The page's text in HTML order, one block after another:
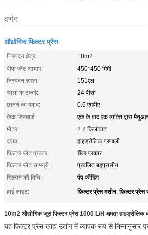
वर्णन
औद्योगिक फिल्टर प्रेस
निस्पंदन क्षेत्र:
10m2
पीपी प्लेट आयाम:
450*450 मिमी
निस्पंदन क्षमता:
151एल
थाली के टुकड़े:
24 पीसी
छानने का दबाव:
0.6 एमपीए
केक डिस्चार्ज:
एक के बाद एक व्यक्ति द्वारा
मोटर:
2.2 किलोवाट
दबाव:
हाइड्रोलिक प्रणाली
फ़िल्टर प्लेट प्रकार:
चैंबर प्रकार
फ़िल्टर प्लेट सामग्री:
प्रबलित बहुप्रासीन
खिलाने की विधि:
पंप फीडिंग
हाई लाइट:
फ़िल्टर प्रेस मशीन,फ़िल्टर प्रेस
10m2 औद्योगिक जूस फिल्टर प्रेस 1000 L/H क्षमता
यह फिल्टर प्रेस खाद्य उद्योग में व्यापक रूप से निम्नानुसार